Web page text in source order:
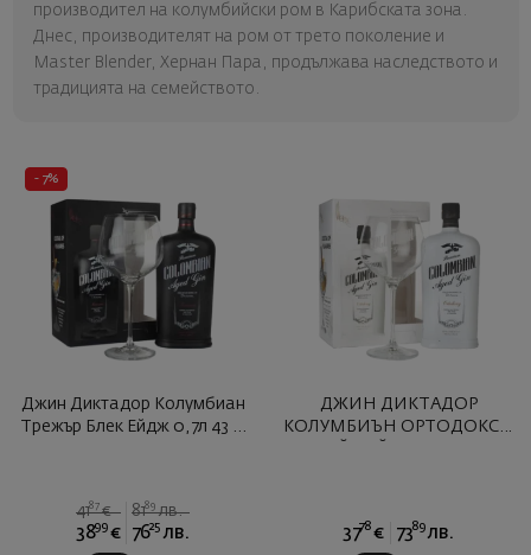
производител на колумбийски ром в Карибската зона.
Днес, производителят на ром от трето поколение и
Master Blender, Хернан Пара, продължава наследството и
традицията на семейството.
- 7%
Джин Диктадор Колумбиан
Трежър Блек Ейдж 0,7л 43 ...
4187 € 8189 лв.
3899 € 7625 лв.
ДЖИН ДИКТАДОР
КОЛУМБИЪН ОРТОДОКСИ
3778 € 7389 лв.